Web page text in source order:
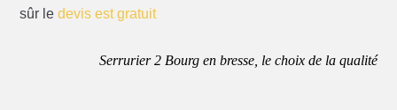
sûr ledevis est gratuit
Serrurier 2 Bourg en bresse, le choix de la qualité